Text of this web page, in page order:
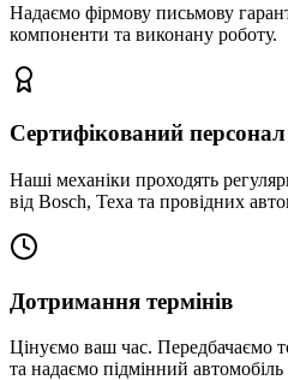
Надаємо фірмову письмову
компоненти та виконану роботу.
Сертифікований персонал
Наші механіки проходять
від Bosch, Texa та провідних
Дотримання термінів
Цінуємо ваш час. Передбачаємо
та надаємо підмінний